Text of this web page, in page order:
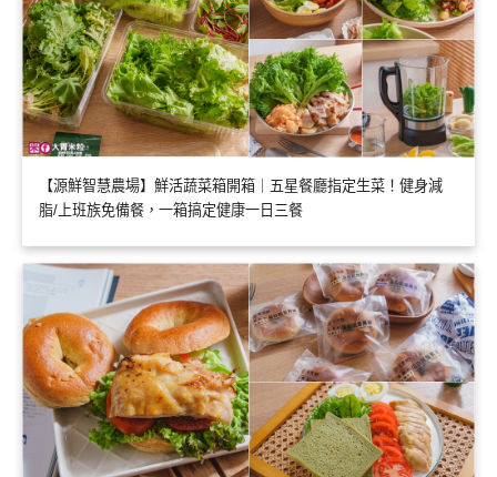
【源鮮智慧農場】鮮活蔬菜箱開箱｜五星餐廳指定生菜！健身減
脂/上班族免備餐，一箱搞定健康一日三餐